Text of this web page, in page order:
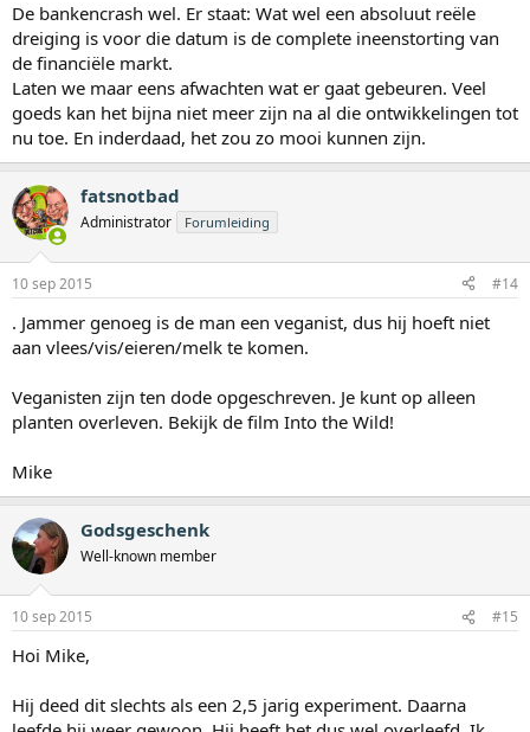
De bankencrash wel. Er staat: Wat wel een absoluut reële
dreiging is voor die datum is de complete ineenstorting van
de financiële markt.
Laten we maar eens afwachten wat er gaat gebeuren. Veel
goeds kan het bijna niet meer zijn na al die ontwikkelingen tot
nu toe. En inderdaad, het zou zo mooi kunnen zijn.
fatsnotbad
Administrator Forumleiding
10 sep 2015 #14
. Jammer genoeg is de man een veganist, dus hij hoeft niet
aan vlees/vis/eieren/melk te komen.
Veganisten zijn ten dode opgeschreven. Je kunt op alleen
planten overleven. Bekijk de film Into the Wild!
Mike
Godsgeschenk
Well-known member
10 sep 2015 #15
Hoi Mike,
Hij deed dit slechts als een 2,5 jarig experiment. Daarna